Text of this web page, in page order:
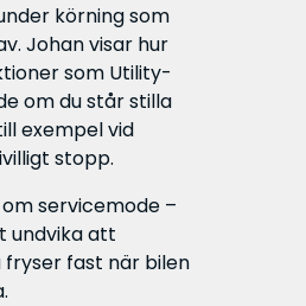
körning som
Johan visar hur
som Utility-
om du står stilla
exempel vid
stopp.
servicemode –
undvika att
fast när bilen